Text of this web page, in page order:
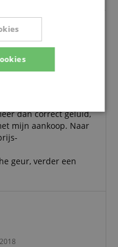
met mijn
Originele taal
dan correct geluid,
mijn aankoop. Naar
geur, verder een
Gericht op
Niet-